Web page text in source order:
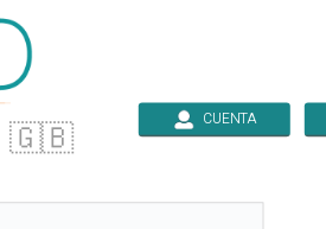
🇬🇧 CUENTA